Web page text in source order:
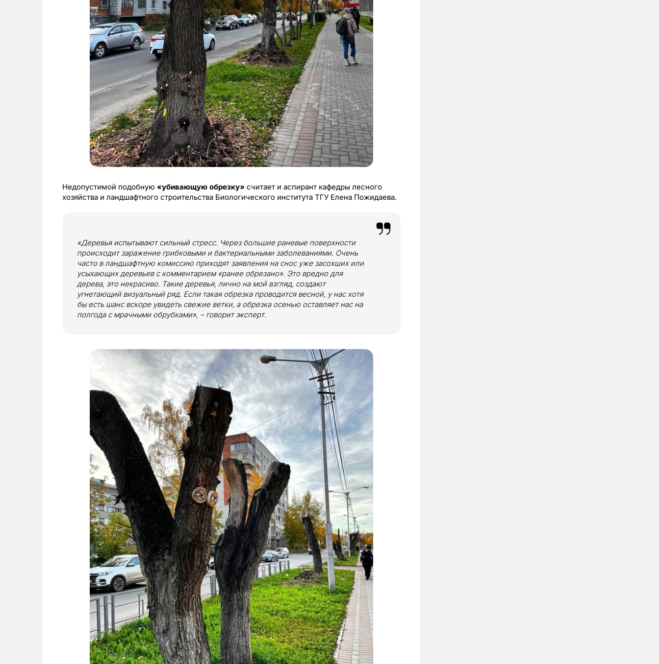
Недопустимой подобную «убивающую обрезку» считает и аспирант кафедры лесного
хозяйства и ландшафтного строительства Биологического института ТГУ Елена Пожидаева.
«Деревья испытывают сильный стресс. Через большие раневые поверхности
происходит заражение грибковыми и бактериальными заболеваниями. Очень
часто в ландшафтную комиссию приходят заявления на снос уже засохших или
усыхающих деревьев с комментарием «ранее обрезано». Это вредно для
дерева, это некрасиво. Такие деревья, лично на мой взгляд, создают
угнетающий визуальный ряд. Если такая обрезка проводится весной, у нас хотя
бы есть шанс вскоре увидеть свежие ветки, а обрезка осенью оставляет нас на
полгода с мрачными обрубками», – говорит эксперт.